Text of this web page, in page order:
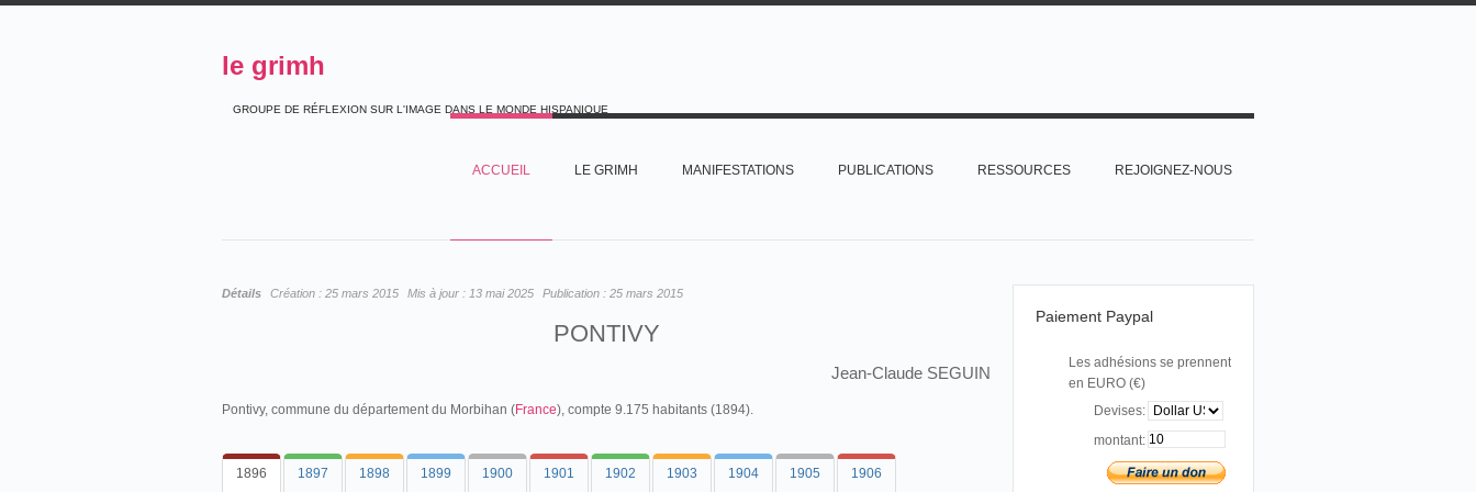
le grimh
GROUPE DE RÉFLEXION SUR L'IMAGE DANS LE MONDE HISPANIQUE
ACCUEIL LE GRIMH MANIFESTATIONS PUBLICATIONS RESSOURCES REJOIGNEZ-NOUS
Détails Création : 25 mars 2015 Mis à jour : 13 mai 2025 Publication : 25 mars 2015
PONTIVY
Jean-Claude SEGUIN
Pontivy, commune du département du Morbihan (France), compte 9.175 habitants (1894).
1896 1897 1898 1899 1900 1901 1902 1903 1904 1905 1906
Paiement Paypal
Les adhésions se prennent
en EURO (€)
Devises:
montant: